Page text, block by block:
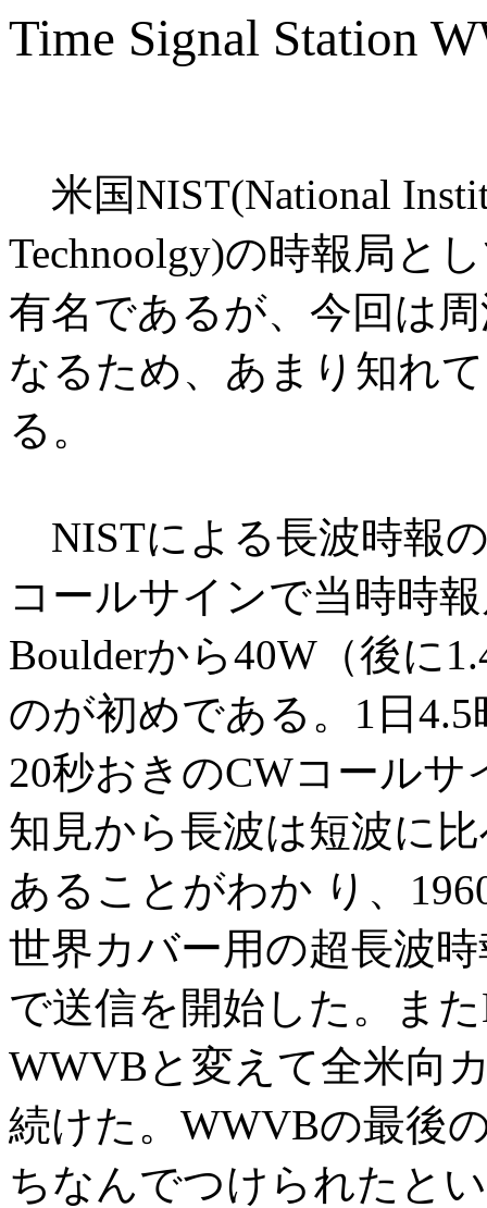
Time Signal Station
米国NIST(National
Technoolgy)の時報局と
有名であるが、今回は
なるため、あまり知れ
る。
NISTによる長波時報
コールサインで当時時
Boulderから40W（後に
のが初めである。1日
20秒おきのCWコール
知見から長波は短波に
あることがわか り、
世界カバー用の超長波
で送信を開始した。ま
WWVBと変えて全米向
続けた。WWVBの最後
ちなんでつけられたと